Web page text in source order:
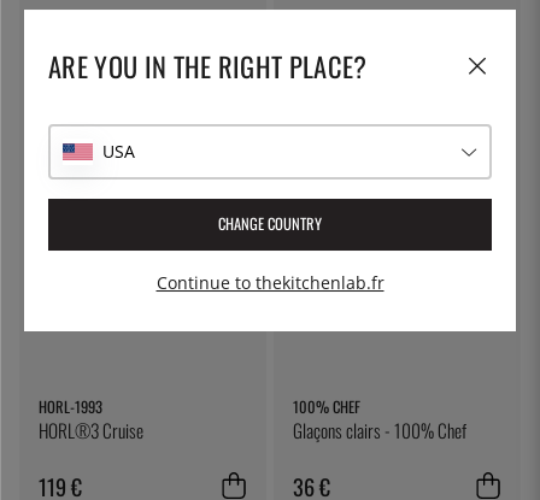
Toile à fromage, toile filtrante -
7 €
Marmite à pâtes avec couvercle
55 €
HORL-1993
HORL®3 Cruise
119 €
100% CHEF
Glaçons clairs - 100% Chef
36 €
ARE YOU IN THE RIGHT PLACE?
USA
CHANGE COUNTRY
Continue to thekitchenlab.fr